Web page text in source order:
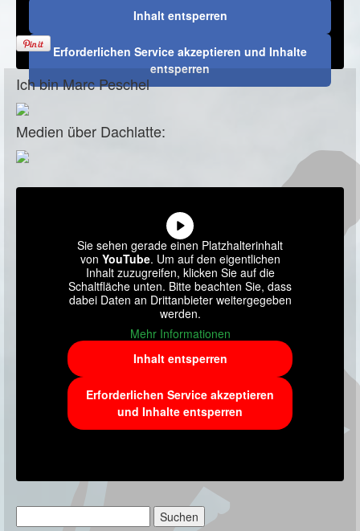
Inhalt entsperren
Erforderlichen Service akzeptieren und Inhalte
entsperren
Ich bin Marc Peschel
Medien über Dachlatte:
Sie sehen gerade einen Platzhalterinhalt
von YouTube. Um auf den eigentlichen
Inhalt zuzugreifen, klicken Sie auf die
Schaltfläche unten. Bitte beachten Sie, dass
dabei Daten an Drittanbieter weitergegeben
werden.
Mehr Informationen
Inhalt entsperren
Erforderlichen Service akzeptieren
und Inhalte entsperren